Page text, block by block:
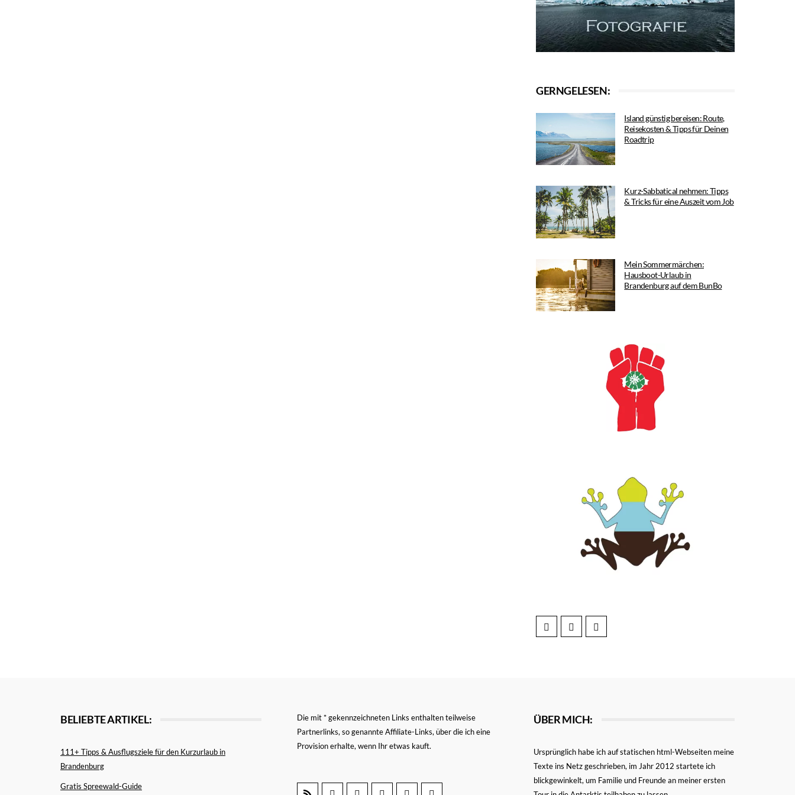
GERNGELESEN:
Island günstig bereisen: Route,
Reisekosten & Tipps für Deinen
Roadtrip
Kurz-Sabbatical nehmen: Tipps
& Tricks für eine Auszeit vom Job
Mein Sommermärchen:
Hausboot-Urlaub in
Brandenburg auf dem BunBo
BELIEBTE ARTIKEL:
111+ Tipps & Ausflugsziele für den Kurzurlaub in
Brandenburg
Gratis Spreewald-Guide
Die mit * gekennzeichneten Links enthalten teilweise
Partnerlinks, so genannte Affiliate-Links, über die ich eine
Provision erhalte, wenn Ihr etwas kauft.
ÜBER MICH:
Ursprünglich habe ich auf statischen html-Webseiten meine
Texte ins Netz geschrieben, im Jahr 2012 startete ich
blickgewinkelt, um Familie und Freunde an meiner ersten